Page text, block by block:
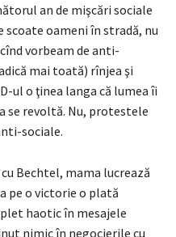
an de mişcări sociale
scoate oameni în stradă, nu
vorbeam de anti-
mai toată) rînjea şi
ul o ţinea langa că lumea îi
se revoltă. Nu, protestele
sociale.
Bechtel, mama lucrează
pe o victorie o plată
haotic în mesajele
nimic în negocierile cu